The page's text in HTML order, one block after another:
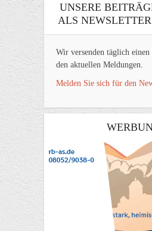
UNSERE
ALS
Wir versenden täglich
den aktuellen Meldungen.
Melden Sie sich für den